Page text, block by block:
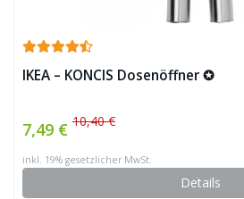
IKEA – KONCIS Dosenöffner ✪
7,49 € 10,40 €
inkl. 19% gesetzlicher MwSt.
Details